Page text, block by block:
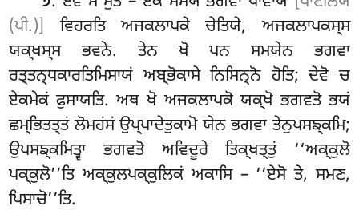
(ਪੀ.)]
ਵਿਹਰਤਿ ਅਜਕਲਾਪਕੇਚੇਤਿਯੇ, ਅਜਕਲਾਪਕਸ੍ਸ
ਯਕ੍ਖਸ੍ਸ ਭਵਨੇ. ਤੇਨ ਖੋ ਪਨ ਸਮਯੇਨ ਭਗਵਾ
ਰਤ੍ਤਨ੍ਧਕਾਰਤਿਮਿਸਾਯਂਅਬ੍ਭੋਕਾਸੇ ਨਿਸਿਨ੍ਨੋ ਹੋਤਿ; ਦੇਵੋ ਚ
ਏਕਮੇਕਂ ਫੁਸਾਯਤਿ. ਅਥ ਖੋ ਅਜਕਲਾਪਕੋ ਯਕ੍ਖੋ ਭਗਵਤੋ ਭਯਂ
ਛਮ੍ਭਿਤਤ੍ਤਂ ਲੋਮਹਂਸਂ ਉਪ੍ਪਾਦੇਤੁਕਾਮੋ ਯੇਨ ਭਗਵਾ ਤੇਨੁਪਸਙ੍ਕਮਿ;
ਉਪਸਙ੍ਕਮਿਤ੍ਵਾ ਭਗਵਤੋ ਅਵਿਦੂਰੇ ਤਿਕ੍ਖਤ੍ਤੁਂ ‘‘ਅਕ੍ਕੁਲੋ
ਪਕ੍ਕੁਲੋ’’ਤਿ ਅਕ੍ਕੁਲਪਕ੍ਕੁਲਿਕਂ ਅਕਾਸਿ – ‘‘ਏਸੋ ਤੇ, ਸਮਣ,
ਪਿਸਾਚੋ’’ਤਿ.